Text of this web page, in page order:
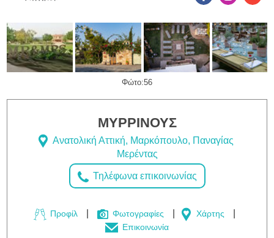
Φώτο:56
ΜΥΡΡΙΝΟΥΣ
Ανατολική Αττική, Μαρκόπουλο, Παναγίας
Μερέντας
Τηλέφωνα επικοινωνίας
Προφίλ Φωτογραφίες
Χάρτης
Επικοινωνία